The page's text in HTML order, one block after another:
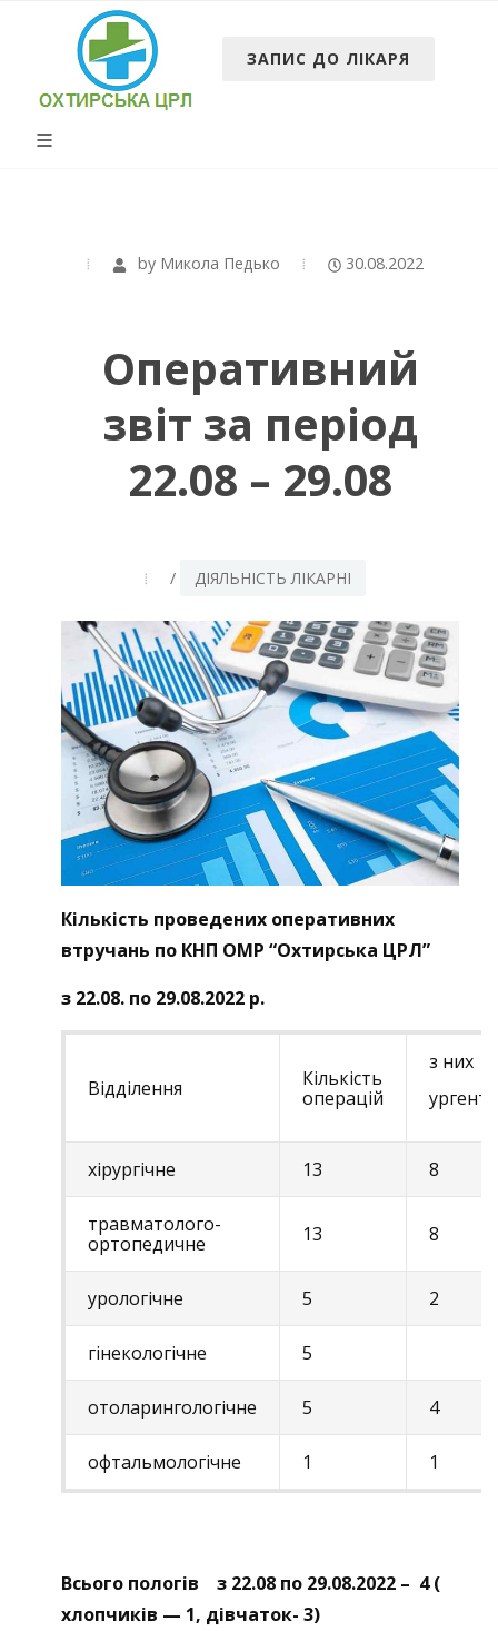
ЗАПИС ДО ЛІКАРЯ
by Микола Педько 30.08.2022
Оперативний
звіт за період
22.08 – 29.08
/ ДІЯЛЬНІСТЬ ЛІКАРНІ
Кількість проведених оперативних
втручань по КНП ОМР “Охтирська ЦРЛ”
з 22.08. по 29.08.2022 р.
Відділення
Кількість
операцій
з них
хірургічне 13 8
травматолого-
ортопедичне
13 8
урологічне 5 2
гінекологічне 5
отоларингологічне 5 4
офтальмологічне 1 1
Всього пологів з 22.08 по 29.08.2022 – 4 (
хлопчиків — 1, дівчаток- 3)